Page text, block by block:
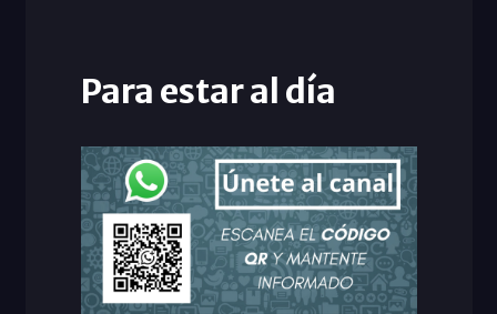
Para estar al día